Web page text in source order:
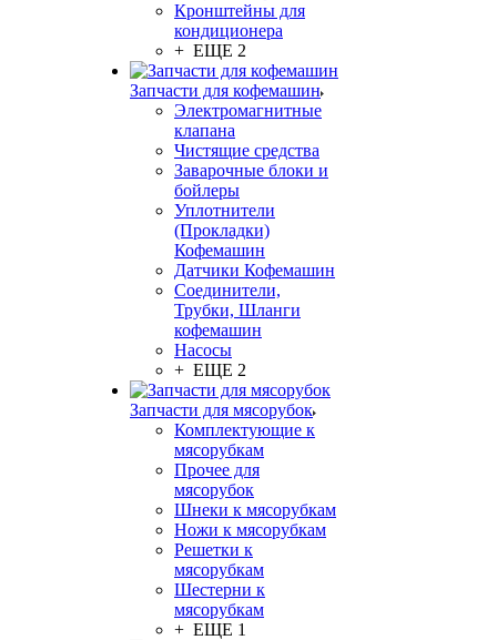
Кронштейны для
кондиционера
+ ЕЩЕ 2
Запчасти для кофемашин
Электромагнитные
клапана
Чистящие средства
Заварочные блоки и
бойлеры
Уплотнители
(Прокладки)
Кофемашин
Датчики Кофемашин
Соединители,
Трубки, Шланги
кофемашин
Насосы
+ ЕЩЕ 2
Запчасти для мясорубок
Комплектующие к
мясорубкам
Прочее для
мясорубок
Шнеки к мясорубкам
Ножи к мясорубкам
Решетки к
мясорубкам
Шестерни к
мясорубкам
+ ЕЩЕ 1